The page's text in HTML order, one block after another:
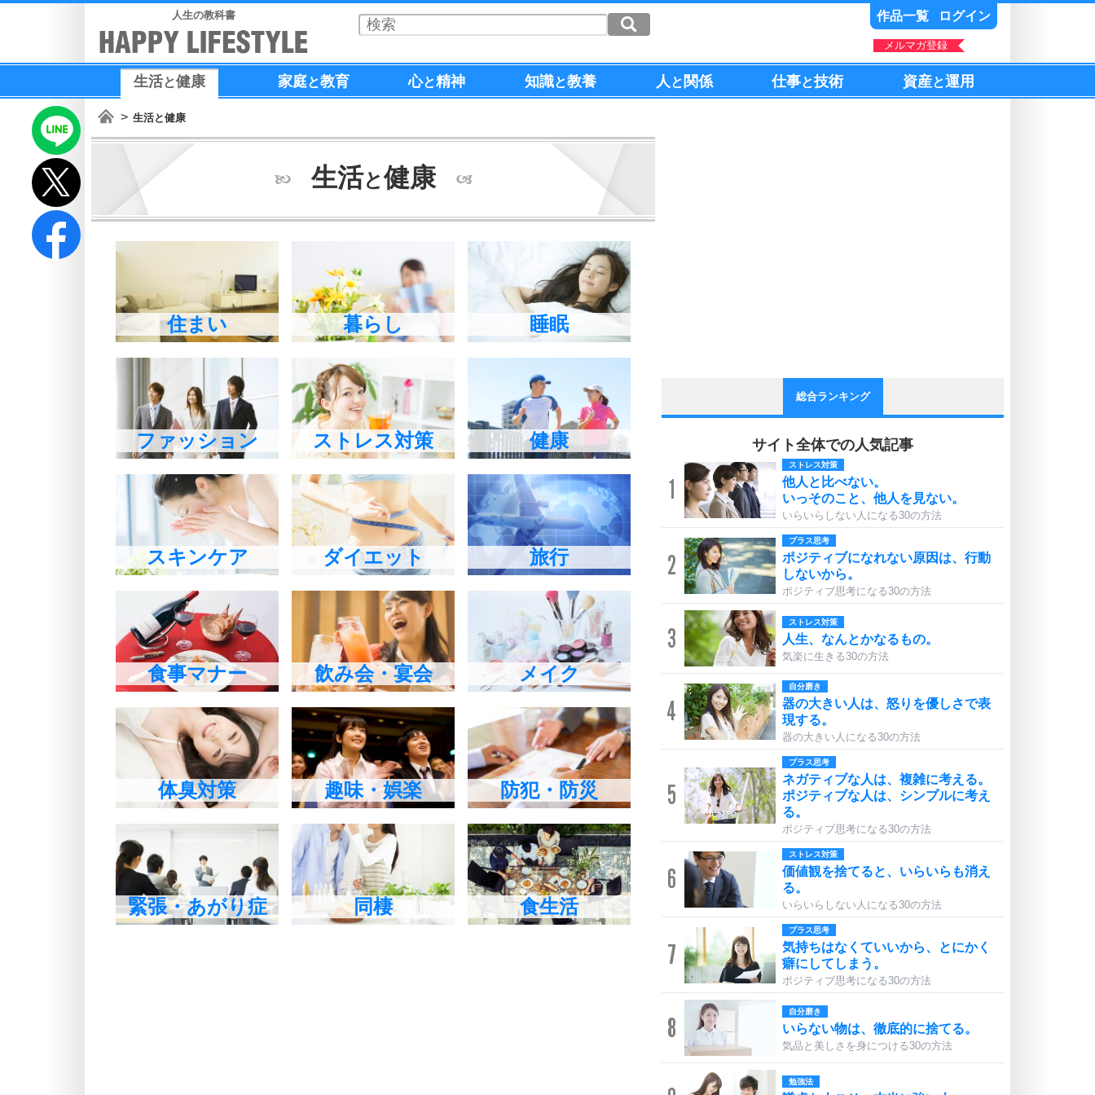
人生の教科書 作品一覧 ログイン
メルマガ登録
生活と健康 家庭と教育 心と精神 知識と教養 人と 関係 仕事と技術 資産と運用
生活と健康
生活と健康
住まい 暮らし 睡眠
ファッション ストレス対策 健康
スキンケア ダイエット 旅行
食事マナー 飲み会・宴会 メイク
体臭対策 趣味・娯楽 防犯・防災
緊張・あがり症 同棲 食生活
総合ランキング
サイト全体での人気記事
1
ストレス対策
他人と比べない。
いっそのこと、他人を見ない。
いらいらしない人になる30の方法
2
プラス思考
ポジティブになれない原因は、行動
しないから。
ポジティブ思考になる30の方法
3
ストレス対策
人生、なんとかなるもの。
気楽に生きる30の方法
4
自分磨き
器の大きい人は、怒りを優しさで表
現する。
器の大きい人になる30の方法
5
プラス思考
ネガティブな人は、複雑に考える。
ポジティブな人は、シンプルに考え
る。
ポジティブ思考になる30の方法
6
ストレス対策
価値観を捨てると、いらいらも消え
る。
いらいらしない人になる30の方法
7
プラス思考
気持ちはなくていいから、とにかく
癖にしてしまう。
ポジティブ思考になる30の方法
8
自分磨き
いらない物は、徹底的に捨てる。
気品と美しさを身につける30の方法
勉強法